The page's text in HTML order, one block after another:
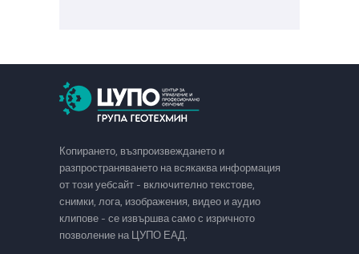
Копирането, възпроизвеждането и
разпространяването на всякаква информация
от този уебсайт - включително текстове,
снимки, лога, изображения, видео и аудио
клипове - се извършва само с изричното
позволение на ЦУПО ЕАД.